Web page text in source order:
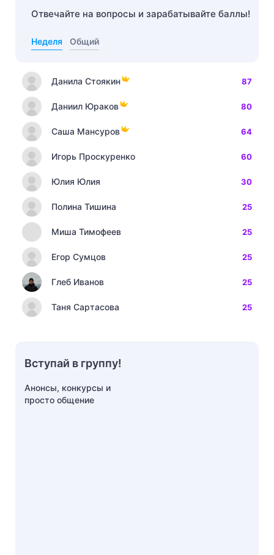
Отвечайте на вопросы и зарабатывайте баллы!
Неделя Общий
Данила Стоякин 87
Даниил Юраков 80
Саша Мансуров 64
Игорь Проскуренко 60
Юлия Юлия 30
Полина Тишина 25
Миша Тимофеев 25
Егор Сумцов 25
Глеб Иванов 25
Таня Сартасова 25
Вступай в группу!
Анонсы, конкурсы и
просто общение